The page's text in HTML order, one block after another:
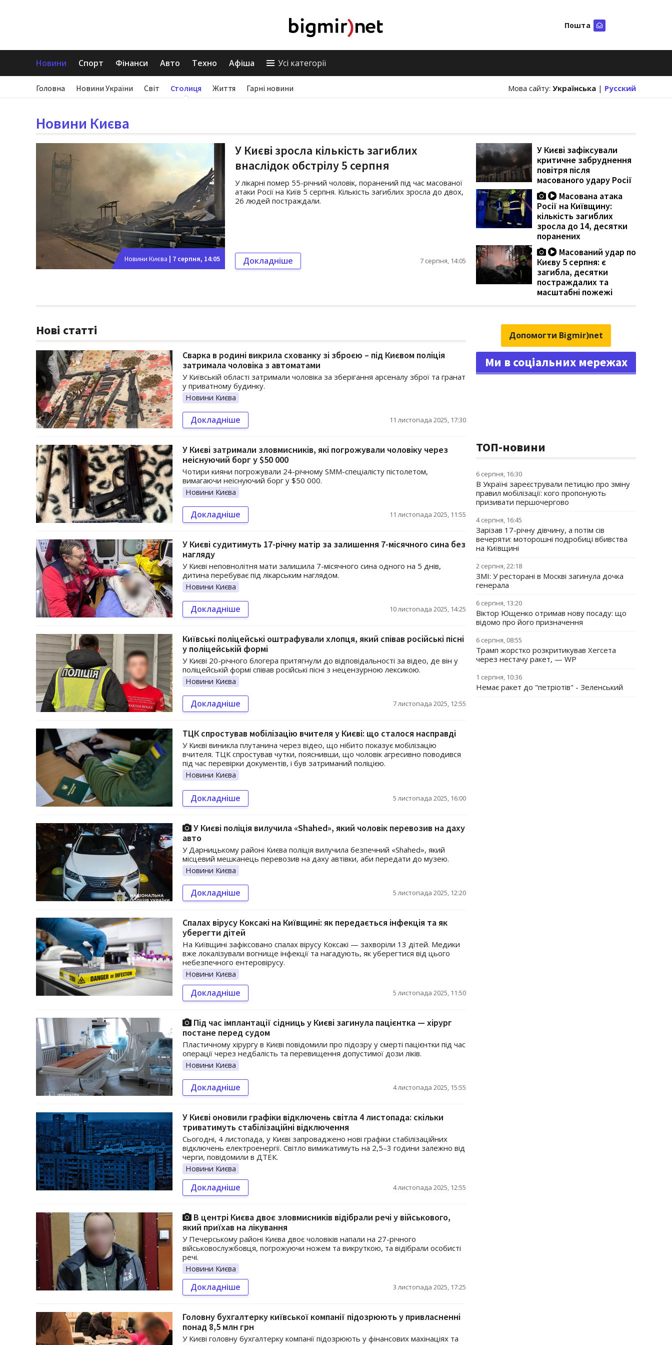
Пошта
Новини Спорт Фінанси Авто Техно Афіша Усі категорії
Головна Новини України Світ Столиця Життя Гарні новини Мова сайту: Українська | Русский
Новини Києва
Новини Києва | 7 серпня, 14:05
У Києві зросла кількість загиблих
внаслідок обстрілу 5 серпня
У лікарні помер 55-річний чоловік, поранений під час масованої
атаки Росії на Київ 5 серпня. Кількість загиблих зросла до двох,
26 людей постраждали.
Докладніше 7 серпня, 14:05
У Києві зафіксували
критичне забруднення
повітря після
масованого удару Росії
Масована атака
Росії на Київщину:
кількість загиблих
зросла до 14, десятки
поранених
Масований удар по
Києву 5 серпня: є
загибла, десятки
постраждалих та
масштабні пожежі
Нові статті
Сварка в родині викрила схованку зі зброєю – під Києвом поліція
затримала чоловіка з автоматами
У Київській області затримали чоловіка за зберігання арсеналу зброї та гранат
у приватному будинку.
Новини Києва
Докладніше 11 листопада 2025, 17:30
У Києві затримали зловмисників, які погрожували чоловіку через
неіснуючий борг у $50 000
Чотири кияни погрожували 24-річному SMM-спеціалісту пістолетом,
вимагаючи неіснуючий борг у $50 000.
Новини Києва
Докладніше 11 листопада 2025, 11:55
У Києві судитимуть 17-річну матір за залишення 7-місячного сина без
нагляду
У Києві неповнолітня мати залишила 7-місячного сина одного на 5 днів,
дитина перебуває під лікарським наглядом.
Новини Києва
Докладніше 10 листопада 2025, 14:25
Київські поліцейські оштрафували хлопця, який співав російські пісні
у поліцейській формі
У Києві 20-річного блогера притягнули до відповідальності за відео, де він у
поліцейській формі співав російські пісні з нецензурною лексикою.
Новини Києва
Докладніше 7 листопада 2025, 12:55
ТЦК спростував мобілізацію вчителя у Києві: що сталося насправді
У Києві виникла плутанина через відео, що нібито показує мобілізацію
вчителя. ТЦК спростував чутки, пояснивши, що чоловік агресивно поводився
під час перевірки документів, і був затриманий поліцією.
Новини Києва
Докладніше 5 листопада 2025, 16:00
У Києві поліція вилучила «Shahed», який чоловік перевозив на даху
авто
У Дарницькому районі Києва поліція вилучила безпечний «Shahed», який
місцевий мешканець перевозив на даху автівки, аби передати до музею.
Новини Києва
Докладніше 5 листопада 2025, 12:20
Спалах вірусу Коксакі на Київщині: як передається інфекція та як
уберегти дітей
На Київщині зафіксовано спалах вірусу Коксакі — захворіли 13 дітей. Медики
вже локалізували вогнище інфекції та нагадують, як уберегтися від цього
небезпечного ентеровірусу.
Новини Києва
Докладніше 5 листопада 2025, 11:50
Під час імплантації сідниць у Києві загинула пацієнтка — хірург
постане перед судом
Пластичному хірургу в Києві повідомили про підозру у смерті пацієнтки під час
операції через недбалість та перевищення допустимої дози ліків.
Новини Києва
Докладніше 4 листопада 2025, 15:55
У Києві оновили графіки відключень світла 4 листопада: скільки
триватимуть стабілізаційні відключення
Сьогодні, 4 листопада, у Києві запроваджено нові графіки стабілізаційних
відключень електроенергії. Світло вимикатимуть на 2,5–3 години залежно від
черги, повідомили в ДТЕК.
Новини Києва
Докладніше 4 листопада 2025, 12:55
В центрі Києва двоє зловмисників відібрали речі у військового,
який приїхав на лікування
У Печерському районі Києва двоє чоловіків напали на 27-річного
військовослужбовця, погрожуючи ножем та викруткою, та відібрали особисті
речі.
Новини Києва
Докладніше 3 листопада 2025, 17:25
Головну бухгалтерку київської компанії підозрюють у привласненні
понад 8,5 млн грн
У Києві головну бухгалтерку компанії підозрюють у фінансових махінаціях та
Допомогти Bigmir)net
Ми в соціальних мережах
ТОП-новини
6 серпня, 16:30
В Україні зареєстрували петицію про зміну
правил мобілізації: кого пропонують
призивати першочергово
4 серпня, 16:45
Зарізав 17-річну дівчину, а потім сів
вечеряти: моторошні подробиці вбивства
на Київщині
2 серпня, 22:18
ЗМІ: У ресторані в Москві загинула дочка
генерала
6 серпня, 13:20
Віктор Ющенко отримав нову посаду: що
відомо про його призначення
6 серпня, 08:55
Трамп жорстко розкритикував Хегсета
через нестачу ракет, — WP
1 серпня, 10:36
Немає ракет до "петріотів" - Зеленський